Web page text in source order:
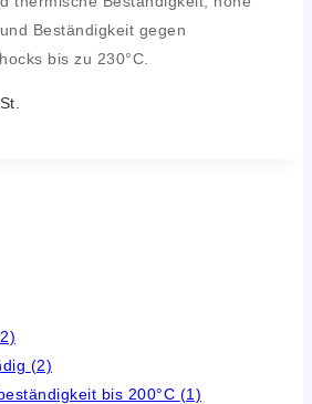
Beständigkeit gegen
bis zu 230°C.
(2)
bis 200°C (1)